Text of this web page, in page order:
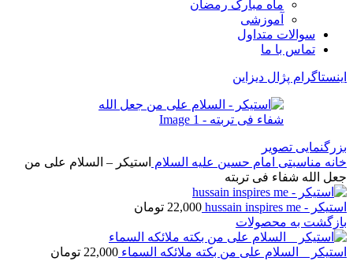
ماه مبارک رمضان
آموزشی
سوالات متداول
تماس با ما
اینستاگرام پژال دیزاین
بزرگنمایی تصویر
خانه مناسبتی امام حسین علیه السلام استیکر – السلام علی من
جعل الله شفاء فی تربته
استیکر - hussain inspires me 22,000 تومان
بازگشت به محصولات
استیکر _ السلام علی من بکته ملائکه السماء 22,000 تومان